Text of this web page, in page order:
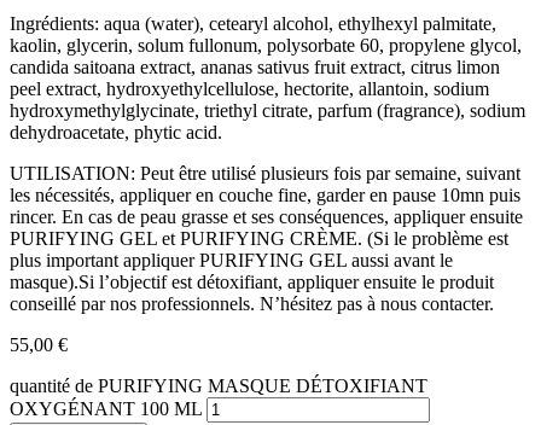
Ingrédients: aqua (water), cetearyl alcohol, ethylhexyl palmitate,
kaolin, glycerin, solum fullonum, polysorbate 60, propylene glycol,
candida saitoana extract, ananas sativus fruit extract, citrus limon
peel extract, hydroxyethylcellulose, hectorite, allantoin, sodium
hydroxymethylglycinate, triethyl citrate, parfum (fragrance), sodium
dehydroacetate, phytic acid.
UTILISATION: Peut être utilisé plusieurs fois par semaine, suivant
les nécessités, appliquer en couche fine, garder en pause 10mn puis
rincer. En cas de peau grasse et ses conséquences, appliquer ensuite
PURIFYING GEL et PURIFYING CRÈME. (Si le problème est
plus important appliquer PURIFYING GEL aussi avant le
masque).Si l’objectif est détoxifiant, appliquer ensuite le produit
conseillé par nos professionnels. N’hésitez pas à nous contacter.
55,00 €
quantité de PURIFYING MASQUE DÉTOXIFIANT
OXYGÉNANT 100 ML